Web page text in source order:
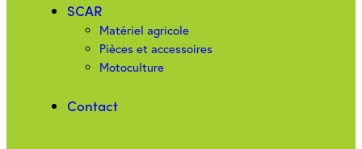
SCAR
Matériel agricole
Pièces et accessoires
Motoculture
Contact